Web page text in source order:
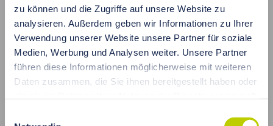
zu können und die Zugriffe auf unsere Website zu
analysieren. Außerdem geben wir Informationen zu Ihrer
Verwendung unserer Website unsere Partner für soziale
Medien, Werbung und Analysen weiter. Unsere Partner
führen diese Informationen möglicherweise mit weiteren
Daten zusammen, die Sie ihnen bereitgestellt haben oder
Worauf sollte man bei der
Auswahl einer
Haarmineralanalyse (HTMA)
achten?
Instrument zur Unterstützung der